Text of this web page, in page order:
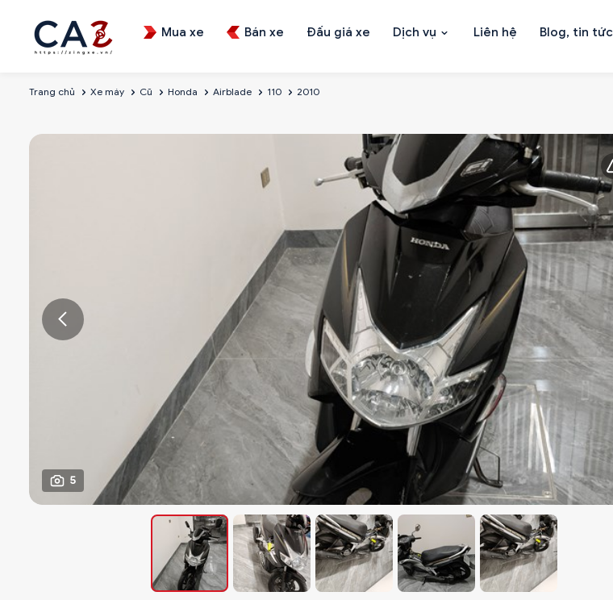
Mua xe Bán xe Đấu giá xe Dịch vụ Liên hệ Blog, tin tức
Trang chủ Xe máy Cũ Honda Airblade 110 2010
5